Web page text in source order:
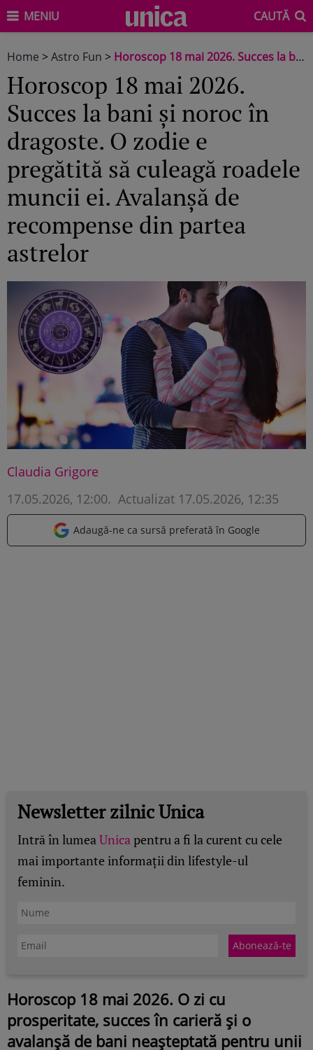
MENIU CAUTĂ
Home >Astro Fun > Horoscop 18 mai 2026. Succes la bani și noroc în dragoste. O zodie e pregătită să culeagă roadele muncii ei. Avalanșă de recompense din partea astrelor
Horoscop 18 mai 2026.
Succes la bani și noroc în
dragoste. O zodie e
pregătită să culeagă roadele
muncii ei. Avalanșă de
recompense din partea
astrelor
Claudia Grigore
17.05.2026, 12:00. Actualizat 17.05.2026, 12:35
Adaugă-ne ca sursă preferată în Google
Newsletter zilnic Unica
Intră în lumeaUnicapentru a fi la curent cu cele
mai importante informații din lifestyle-ul
feminin.
Horoscop 18 mai 2026. O zi cu
prosperitate, succes în carieră și o
avalanșă de bani neașteptată pentru unii